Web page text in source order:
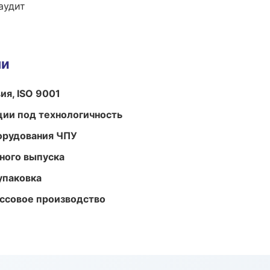
ISO 9001
под технологичность
ЧПУ
выпуска
производство